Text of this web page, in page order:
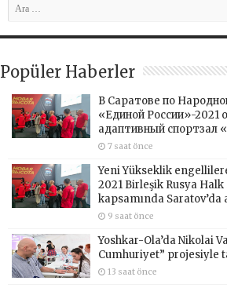
Popüler Haberler
В Саратове по
«Единой России»-2021
адаптивный спортзал
7 saat önce
Yeni Yükseklik
2021 Birleşik Rusya Halk
kapsamında Saratov’da
9 saat önce
Yoshkar-Ola’da Nikolai
Cumhuriyet” projesiyle
13 saat önce